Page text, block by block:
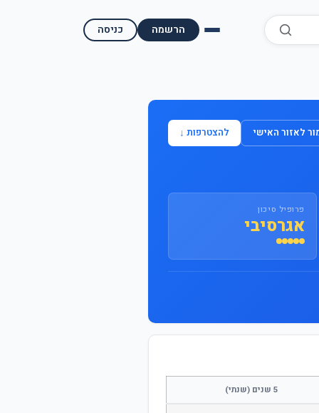
כניסה הרשמה
השוואת בתי השקעות למסחר עצמאי
מאמרים ומדריכים לאזור האישי להצטרפות ↓
פרופיל סיכון
אגרסיבי
5 שנים (שנתי)